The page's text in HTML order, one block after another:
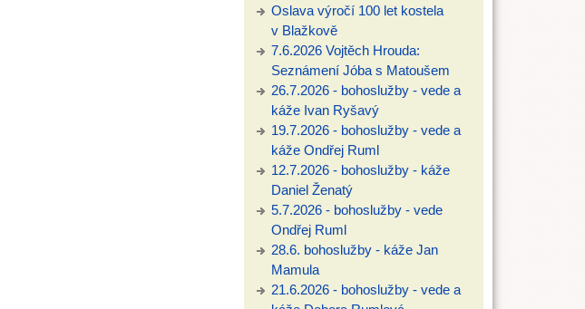
Oslava výročí 100 let kostela
v Blažkově
7.6.2026 Vojtěch Hrouda:
Seznámení Jóba s Matoušem
26.7.2026 - bohoslužby - vede a
káže Ivan Ryšavý
19.7.2026 - bohoslužby - vede a
káže Ondřej Ruml
12.7.2026 - bohoslužby - káže
Daniel Ženatý
5.7.2026 - bohoslužby - vede
Ondřej Ruml
28.6. bohoslužby - káže Jan
Mamula
21.6.2026 - bohoslužby - vede a